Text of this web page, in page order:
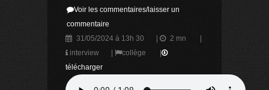
Voir les commentaires/laisser un
commentaire
31/05/2024 à 13h 30
2 mn
interview
collège
télécharger